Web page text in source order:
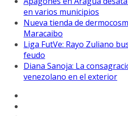
en varios municipios
Nueva tienda de
Maracaibo
Liga FutVe: Rayo Zuliano
feudo
Diana Sanoja: La
venezolano en el exterior